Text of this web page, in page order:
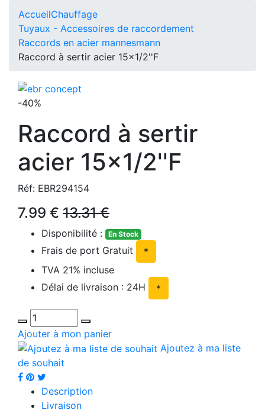
AccueilChauffage
Tuyaux - Accessoires de raccordement
Raccords en acier mannesmann
Raccord à sertir acier 15x1/2''F
-40%
Raccord à sertir
acier 15x1/2''F
Réf: EBR294154
7.99 € 13.31 €
Disponibilité : En Stock
Frais de port Gratuit
*
TVA 21% incluse
Délai de livraison : 24H
*
Ajouter à mon panier
Ajoutez à ma liste
de souhait
Description
Livraison